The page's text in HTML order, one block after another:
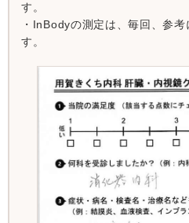
す。
・InBodyの測定は、毎回、参
す。